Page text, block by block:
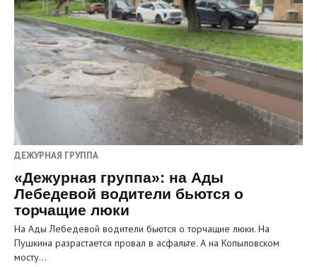
ДЕЖУРНАЯ ГРУППА
«Дежурная группа»: на Ады
Лебедевой водители бьются о
торчащие люки
На Ады Лебедевой водители бьются о торчащие люки. На
Пушкина разрастается провал в асфальте. А на Копыловском
мосту…